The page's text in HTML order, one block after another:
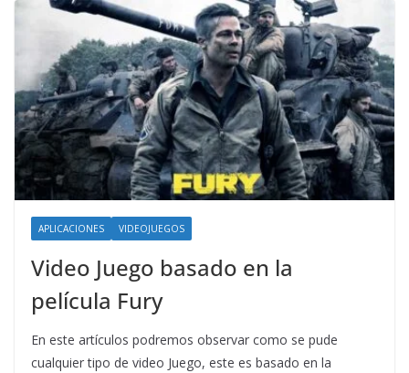
APLICACIONES VIDEOJUEGOS
Video Juego basado en la
película Fury
En este artículos podremos observar como se pude
cualquier tipo de video Juego, este es basado en la